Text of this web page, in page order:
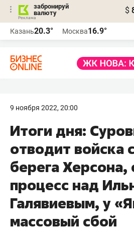
забронируй
валюту
$
Казань20.3° Москва16.9°
9 ноября 2022, 20:00
Итоги дня:
отводит войска
берега Херсона,
процесс над
Галявиевым, у
массовый сбой